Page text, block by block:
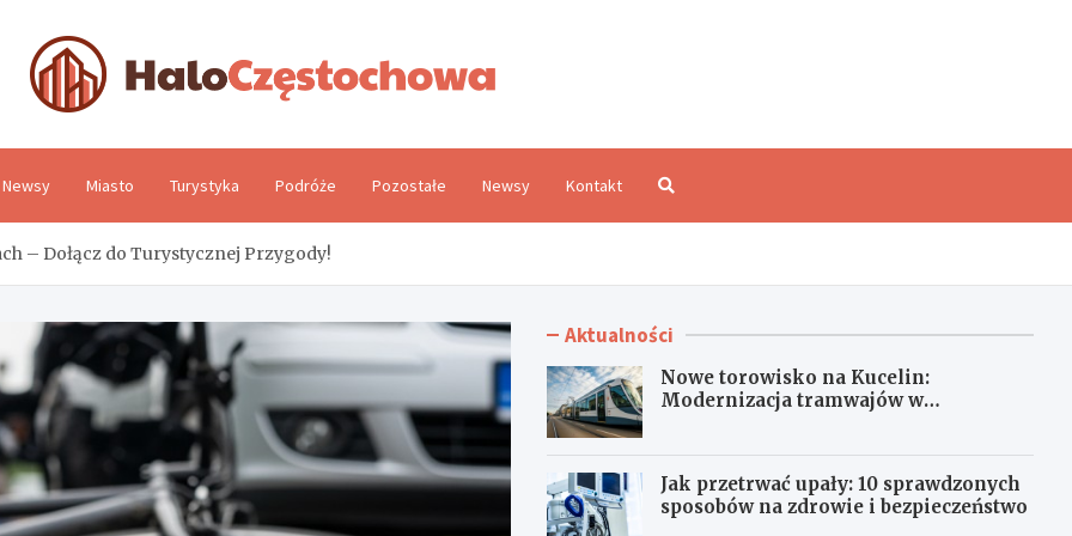
Newsy Miasto Turystyka Podróże Pozostałe Newsy Kontakt
– Dołącz do Turystycznej Przygody!
Aktualności
Nowe torowisko na Kucelin:
Modernizacja tramwajów w
Jak przetrwać upały: 10 sprawdzonych
sposobów na zdrowie i bezpieczeństwo